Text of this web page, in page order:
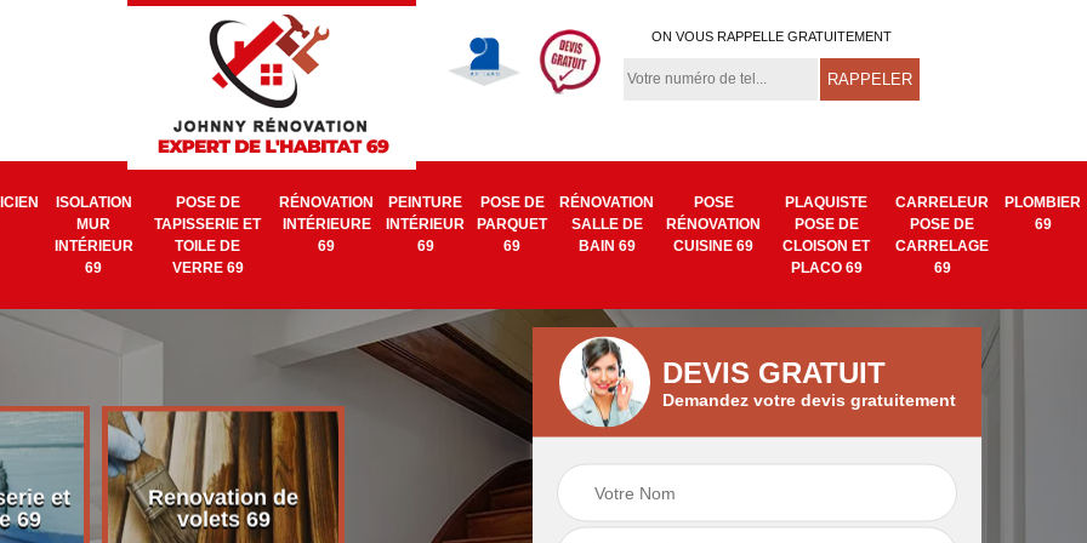
ON VOUS RAPPELLE GRATUITEMENT
ISOLATION
MUR
INTÉRIEUR
69
POSE DE
TAPISSERIE ET
TOILE DE
VERRE 69
RÉNOVATION
INTÉRIEURE
69
PEINTURE
INTÉRIEUR
69
POSE DE
PARQUET
69
RÉNOVATION
SALLE DE
BAIN 69
POSE
RÉNOVATION
CUISINE 69
PLAQUISTE
POSE DE
CLOISON ET
PLACO 69
CARRELEUR
POSE DE
CARRELAGE
69
PLOMBIER
69
et
69
Renovation de
volets 69
Electricien 69
Isolation mur
intérieur 69
Pose de tapisserie
et toile de verre 69
DEVIS GRATUIT
Demandez votre devis gratuitement